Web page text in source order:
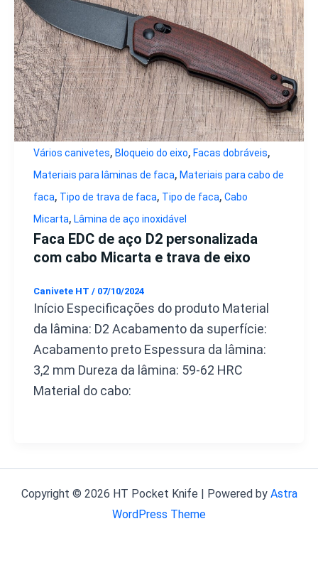
Vários canivetes, Bloqueio do eixo, Facas dobráveis,
Materiais para lâminas de faca, Materiais para cabo de
faca, Tipo de trava de faca, Tipo de faca, Cabo
Micarta, Lâmina de aço inoxidável
Faca EDC de aço D2 personalizada
com cabo Micarta e trava de eixo
Canivete HT / 07/10/2024
Início Especificações do produto Material
da lâmina: D2 Acabamento da superfície:
Acabamento preto Espessura da lâmina:
3,2 mm Dureza da lâmina: 59-62 HRC
Material do cabo:
Copyright © 2026 HT Pocket Knife | Powered by Astra
WordPress Theme